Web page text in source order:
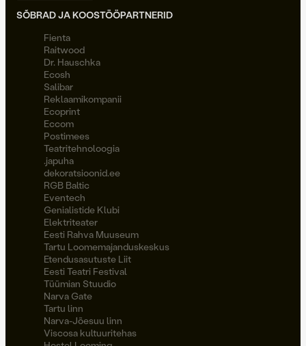
SÕBRAD JA KOOSTÖÖPARTNERID
Fienta
Raitwood
Dr. Hauschka
Ecosh
Salibar
Reklaamikompanii
Ecoprint
Eccom
Postimees
Teatritehnoloogia
.japuha
dekoratsioonid.ee
RGB Baltic
Eventech
Genialistide Klubi
Elektriteater
Eesti Rahva Muuseum
Tartu Loomemajanduskeskus
Etendusasutuste Liit
Eesti Teatri Festival
Tüümian Stuudio
Narva Gate
Tartu linn
Narva-Jõesuu linn
Viscosa kultuuritehas